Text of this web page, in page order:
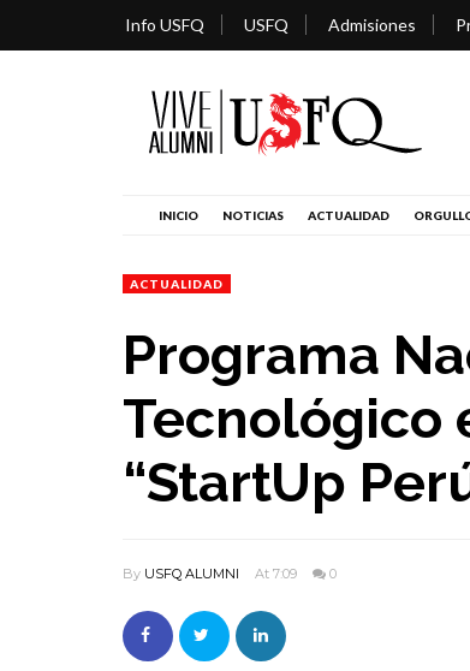
Info USFQ USFQ Admisiones
INICIO NOTICIAS ACTUALIDAD
ACTUALIDAD
Programa
Tecnológico
“StartUp
By USFQ ALUMNI At 7:09 0